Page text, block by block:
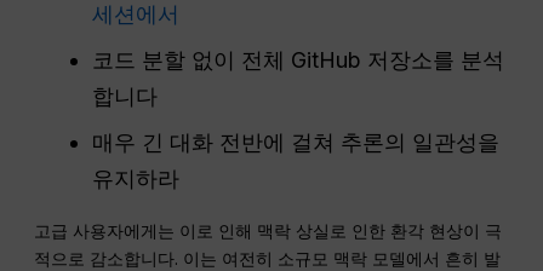
세션에서
코드 분할 없이 전체 GitHub 저장소를 분석
합니다
매우 긴 대화 전반에 걸쳐 추론의 일관성을
유지하라
고급 사용자에게는 이로 인해 맥락 상실로 인한 환각 현상이 극
적으로 감소합니다. 이는 여전히 소규모 맥락 모델에서 흔히 발